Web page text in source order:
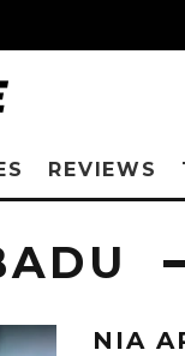
REVIEWS
NIA